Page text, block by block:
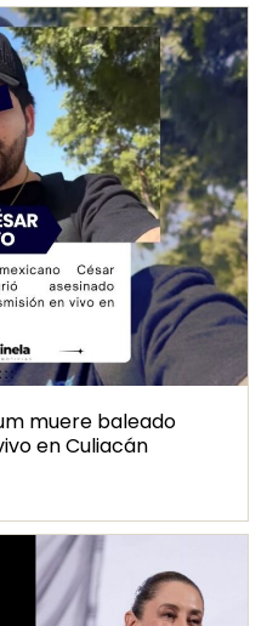
muere baleado
en Culiacán